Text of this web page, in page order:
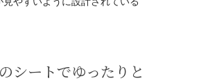
シートでゆったりと